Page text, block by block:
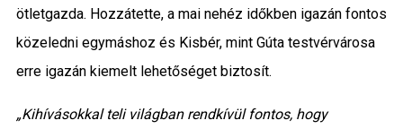
ötletgazda. Hozzátette, a mai nehéz időkben igazán fontos
közeledni egymáshoz és Kisbér, mint Gúta testvérvárosa
erre igazán kiemelt lehetőséget biztosít.
„Kihívásokkal teli világban rendkívül fontos, hogy